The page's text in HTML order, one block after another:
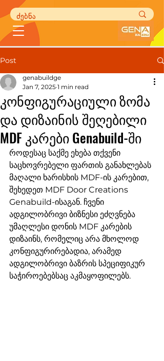
Post
კონფიგურაციული ზომა
და დიზაინის შეღებილი
MDF კარები Genabuild-ში
genabuildge
Jan 7, 2025 1 min read
როდესაც საქმე ეხება თქვენი
საცხოვრებელი ფართის განახლებას
მაღალი ხარისხის MDF-ის კარებით,
შეხედეთ MDF Door Creations
Genabuild-ისაგან. ჩვენი
ადგილობრივი ბიზნესი ეძღვნება
უმაღლესი დონის MDF კარების
დიზაინს, რომელიც არა მხოლოდ
კონფიგურირებადია, არამედ
ადგილობრივი ბაზრის სპეციფიკურ
საჭიროებებსაც აკმაყოფილებს.